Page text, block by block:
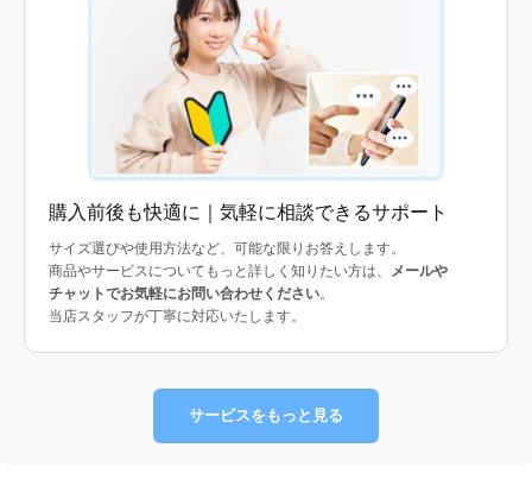
購入前後も快適に｜気軽に相談できるサポート
サイズ選びや使用方法など、可能な限りお答えします。
商品やサービスについてもっと詳しく知りたい方は、 メールや
チャットでお気軽にお問い合わせください。
当店スタッフが丁寧に対応いたします。
サービスをもっと見る